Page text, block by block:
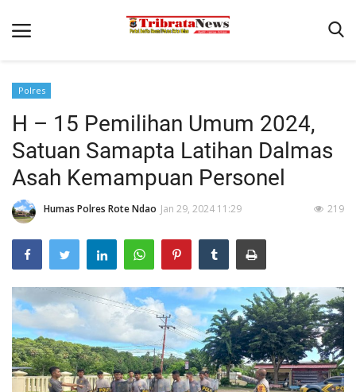
Beranda
Terms & Conditions
Pengamanan di Pelabuhan Pantaibaru Untuk Jamin
Binkam
Reskrim
Polisi Kita
Mitra Polisi
Lantas
Giat Ops
Binmas
Polres
H – 15 Pemilihan Umum 2024,
Satuan Samapta Latihan Dalmas
Asah Kemampuan Personel
Humas Polres Rote Ndao Jan 29, 2024 11:29 219